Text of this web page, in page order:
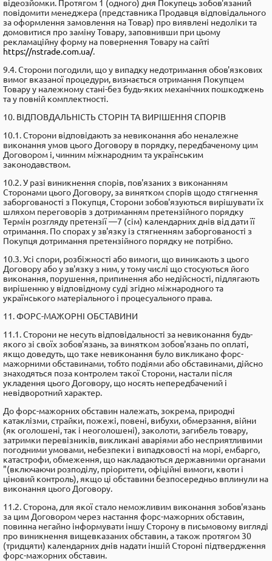
відеозйомки. Протягом 1 (одного) дня Покупець зобов'язаний
повідомити менеджера (представника Продавця відповідального
за оформлення замовлення на Товар) про виявлені недоліки та
домовитися про заміну Товару, заповнивши при цьому
рекламаційну форму на повернення Товару на сайті
https://nstrade.com.ua/.
9.4. Сторони погодили, що у випадку недотримання обов'язкових
вимог вказаної процедури, визнається отримання Покупцем
Товару у належному стані-без будь-яких механічних пошкоджень
та у повній комплектності.
10. ВІДПОВДАЛЬНІСТЬ СТОРІН ТА ВИРІШЕННЯ СПОРІВ
10.1. Сторони відповідають за невиконання або неналежне
виконання умов цього Договору в порядку, передбаченому цим
Договором і, чинним міжнародним та українським
законодавством.
10.2. У разі виникнення спорів, пов'язаних з виконанням
Сторонами цього Договору, за винятком спорів щодо стягнення
заборгованості з Покупця, Сторони зобов'язуються вирішувати їх
шляхом переговорів з дотриманням претензійного порядку
Термін розгляду претензії —7 (сім) календарних днів від дати її
отримання. По спорах у зв'язку із стягненням заборгованості з
Покупця дотримання претензійного порядку не потрібно.
10.3. Усі спори, розбіжності або вимоги, що виникають з цього
Договору або у зв'язку з ним, у тому числі що стосуються його
виконання, порушення, припинення або недійсності, підлягають
вирішенню у відповідному суді згідно міжнародного та
українського матеріального і процесуального права.
11. ФОРС-МАЖОРНІ ОБСТАВИНИ
11.1. Сторони не несуть відповідальності за невиконання будь-
якого зі своїх зобов'язань, за винятком зобов'язань по оплаті,
якщо доведуть, що таке невиконання було викликано форс-
мажорними обставинами, тобто подіями або обставинами, дійсно
знаходяться поза контролем такої Сторони, настали після
укладення цього Договору, що носять непередбачений і
невідворотний характер.
До форс-мажорних обставин належать, зокрема, природні
катаклізми, страйки, пожежі, повені, вибухи, обмерзання, війни
(як оголошені, так і неоголошені), заколоти, загибель товару,
затримки перевізників, викликані аваріями або несприятливими
погодними умовами, небезпеки і випадковості на морі, ембарго,
катастрофи, обмеження, що накладаються державними органами
"(включаючи розподілу, пріоритети, офіційні вимоги, квоти і
ціновий контроль), якщо ці обставини безпосередньо вплинули на
виконання цього Договору.
11.2. Сторона, для якої стало неможливим виконання зобов'язань
за цим Договором через настання форс-мажорних обставин,
повинна негайно інформувати іншу Сторону в письмовому вигляді
про виникнення вищевказаних обставин, а також протягом 30
(тридцяти) календарних днів надати іншій Стороні підтвердження
форс-мажорних обставин.